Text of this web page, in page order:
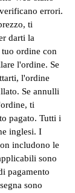
errori.
ti
darti la
ordine con
l'ordine. Se
l'ordine
Se annulli
ti
pagato. Tutti i
inglesi. I
includono le
sono
pagamento
sono